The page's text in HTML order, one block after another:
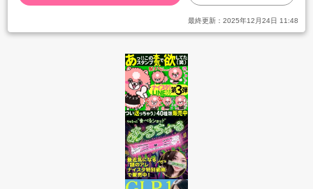
最終更新： 2025年12月24日 11:48